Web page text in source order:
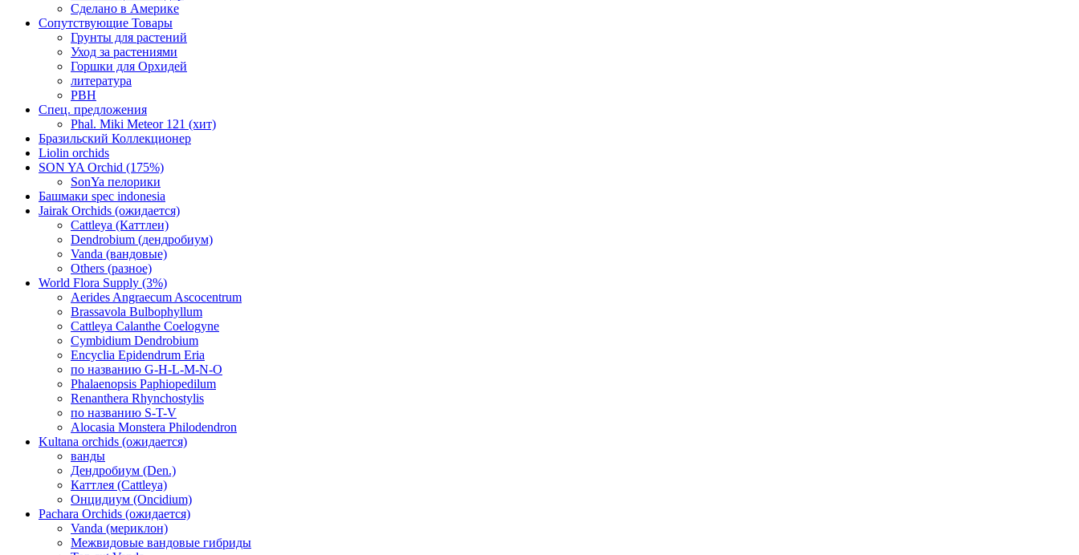
Сделано в Америке
Сопутствующие Товары
Грунты для растений
Уход за растениями
Горшки для Орхидей
литература
РВН
Спец. предложения
Phal. Miki Meteor 121 (хит)
Бразильский Коллекционер
Liolin orchids
SON YA Orchid (175%)
SonYa пелорики
Башмаки spec indonesia
Jairak Orchids (ожидается)
Cattleya (Каттлеи)
Dendrobium (дендробиум)
Vanda (вандовые)
Others (разное)
World Flora Supply (3%)
Aerides Angraecum Ascocentrum
Brassavola Bulbophyllum
Cattleya Calanthe Coelogyne
Cymbidium Dendrobium
Encyclia Epidendrum Eria
по названию G-H-L-M-N-O
Phalaenopsis Paphiopedilum
Renanthera Rhynchostylis
по названию S-T-V
Alocasia Monstera Philodendron
Kultana orchids (ожидается)
ванды
Дендробиум (Den.)
Каттлея (Cattleya)
Онцидиум (Oncidium)
Pachara Orchids (ожидается)
Vanda (мериклон)
Межвидовые вандовые гибриды